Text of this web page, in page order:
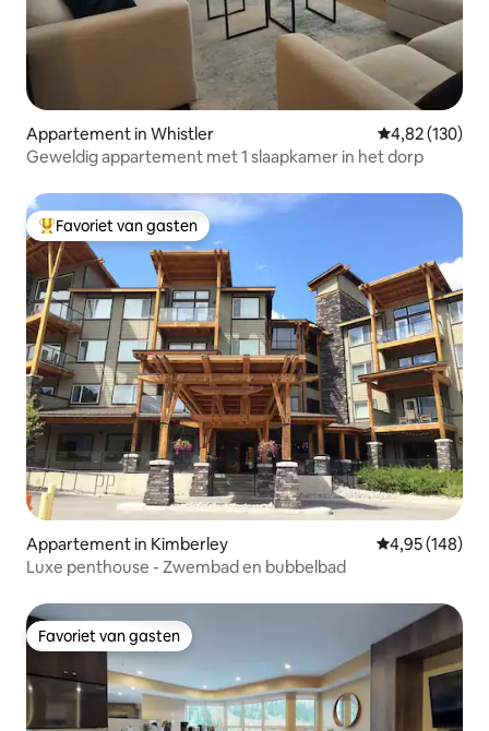
Appartement in Whistler Gemiddelde
4,82 (130)
Geweldig appartement met 1 slaapkamer in het dorp
Topfavoriet van gasten
Favoriet van gasten
Appartement in Kimberley Gemiddelde
4,95 (148)
Luxe penthouse - Zwembad en bubbelbad
Favoriet van gasten
Favoriet van gasten